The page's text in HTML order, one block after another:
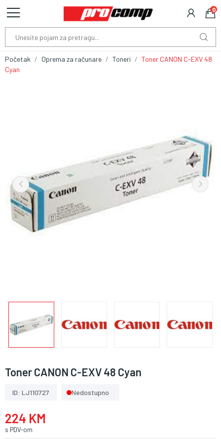
0
Početak Oprema za računare Toneri
Toner CANON C-EXV 48
Cyan
Toner CANON C-EXV 48 Cyan
ID: LJ110727 Nedostupno
224 KM
s PDV-om